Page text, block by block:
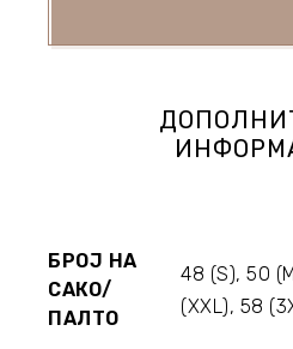
БРОЈ НА
САКО/
ПАЛТО
48 (S), 50
(XXL), 58